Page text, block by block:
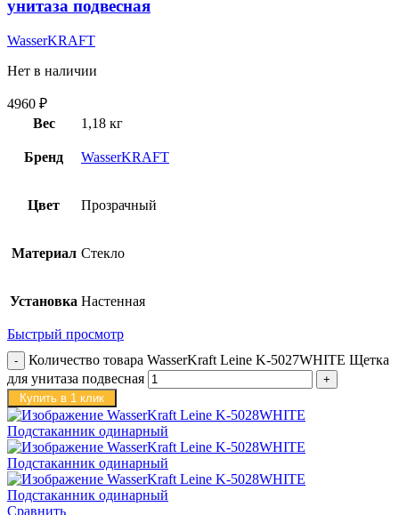
унитаза подвесная
WasserKRAFT
Нет в наличии
4960 ₽
Вес
1,18 кг
Бренд WasserKRAFT
Цвет Прозрачный
Материал Стекло
Установка Настенная
Быстрый просмотр
Количество товара WasserKraft Leine K-5027WHITE Щетка
для унитаза подвесная
Купить в 1 клик
Сравнить